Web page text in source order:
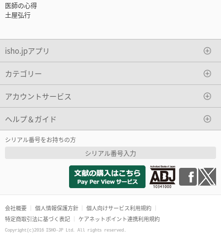
医師の心得
土屋弘行
isho.jpアプリ
カテゴリー
アカウントサービス
ヘルプ＆ガイド
シリアル番号をお持ちの方
シリアル番号入力
会社概要 個人情報保護方針
個人向けサービス利用規約
特定商取引法に基づく表記
ケアネットポイント連携利用規約
Copyright(c)2016 ISHO-JP Ltd. All rights reserved.